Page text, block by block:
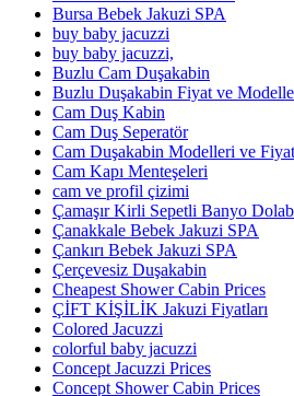
Bursa Bebek Jakuzi SPA
buy baby jacuzzi
buy baby jacuzzi,
Buzlu Cam Duşakabin
Buzlu Duşakabin Fiyat ve
Cam Duş Kabin
Cam Duş Seperatör
Cam Duşakabin Modelleri ve
Cam Kapı Menteşeleri
cam ve profil çizimi
Çamaşır Kirli Sepetli Banyo
Çanakkale Bebek Jakuzi SPA
Çankırı Bebek Jakuzi SPA
Çerçevesiz Duşakabin
Cheapest Shower Cabin Prices
ÇİFT KİŞİLİK Jakuzi Fiyatları
Colored Jacuzzi
colorful baby jacuzzi
Concept Jacuzzi Prices
Concept Shower Cabin Prices